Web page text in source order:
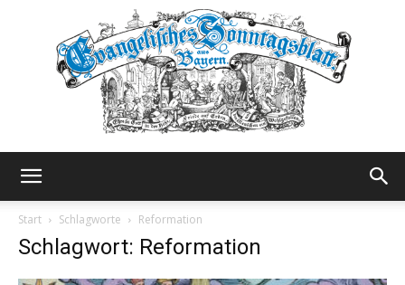
Start Schlagworte Reformation
Schlagwort: Reformation